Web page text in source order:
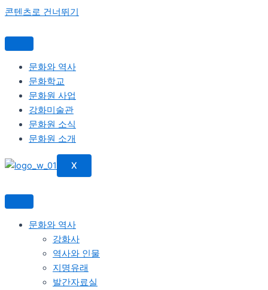
콘텐츠로 건너뛰기
문화와 역사
문화학교
문화원 사업
강화미술관
문화원 소식
문화원 소개
X
문화와 역사
강화사
역사와 인물
지명유래
발간자료실